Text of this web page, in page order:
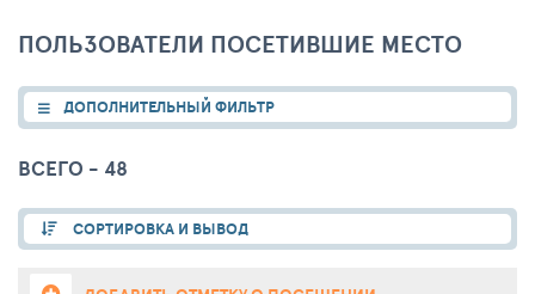
ПОЛЬЗОВАТЕЛИ ПОСЕТИВШИЕ МЕСТО
ДОПОЛНИТЕЛЬНЫЙ ФИЛЬТР
ВСЕГО - 48
СОРТИРОВКА И ВЫВОД